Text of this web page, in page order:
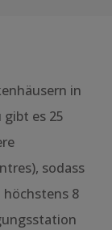
in
es 25
sodass
höchstens 8